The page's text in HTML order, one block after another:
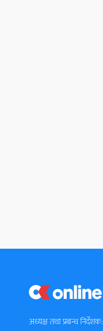
अध्यक्ष तथा प्रबन्ध निर्देशक: